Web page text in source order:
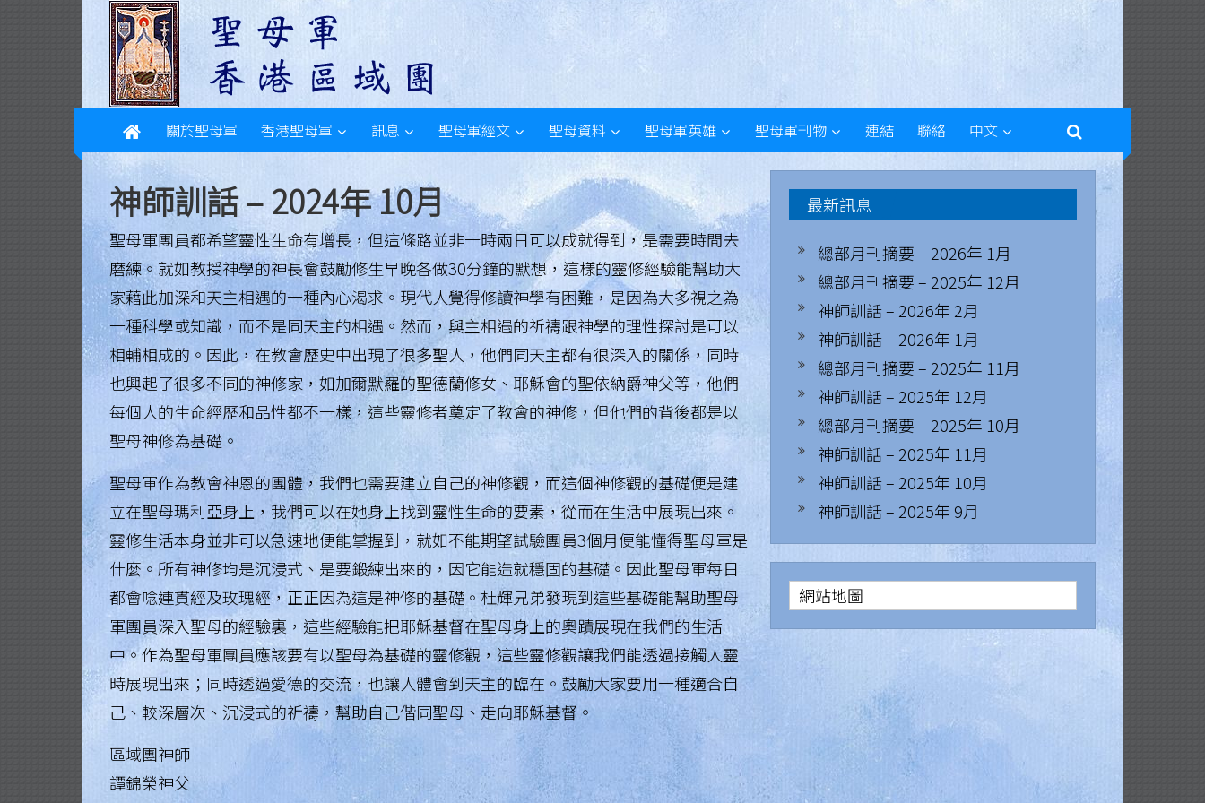
Skip
content
L
e
g
i
o
n
o
f
M
a
r
y
.
H
o
n
g
K
o
n
g
R
e
關於聖母軍 香港聖母軍 訊息 聖母軍經文 聖母資料 聖母軍英雄 聖母軍刊物 連結 聯絡 中文
神師訓話 – 2024年 10月
聖母軍團員都希望靈性生命有增長，但這條路並非一時兩日可以成就得到，是需要時間去
磨練。就如教授神學的神長會鼓勵修生早晚各做30分鐘的默想，這樣的靈修經驗能幫助大
家藉此加深和天主相遇的一種內心渴求。現代人覺得修讀神學有困難，是因為大多視之為
一種科學或知識，而不是同天主的相遇。然而，與主相遇的祈禱跟神學的理性探討是可以
相輔相成的。因此，在教會歷史中出現了很多聖人，他們同天主都有很深入的關係，同時
也興起了很多不同的神修家，如加爾默羅的聖德蘭修女、耶穌會的聖依納爵神父等，他們
每個人的生命經歷和品性都不一樣，這些靈修者奠定了教會的神修，但他們的背後都是以
聖母神修為基礎。
聖母軍作為教會神恩的團體，我們也需要建立自己的神修觀，而這個神修觀的基礎便是建
立在聖母瑪利亞身上，我們可以在她身上找到靈性生命的要素，從而在生活中展現出來。
靈修生活本身並非可以急速地便能掌握到，就如不能期望試驗團員3個月便能懂得聖母軍是
什麼。所有神修均是沉浸式、是要鍛練出來的，因它能造就穩固的基礎。因此聖母軍每日
都會唸連貫經及玫瑰經，正正因為這是神修的基礎。杜輝兄弟發現到這些基礎能幫助聖母
軍團員深入聖母的經驗裏，這些經驗能把耶穌基督在聖母身上的奧蹟展現在我們的生活
中。作為聖母軍團員應該要有以聖母為基礎的靈修觀，這些靈修觀讓我們能透過接觸人靈
時展現出來；同時透過愛德的交流，也讓人體會到天主的臨在。鼓勵大家要用一種適合自
己、較深層次、沉浸式的祈禱，幫助自己偕同聖母、走向耶穌基督。
區域團神師
譚錦榮神父
最新訊息
總部月刊摘要 – 2026年 1月
總部月刊摘要 – 2025年 12月
神師訓話 – 2026年 2月
神師訓話 – 2026年 1月
總部月刊摘要 – 2025年 11月
神師訓話 – 2025年 12月
總部月刊摘要 – 2025年 10月
神師訓話 – 2025年 11月
神師訓話 – 2025年 10月
神師訓話 – 2025年 9月
網站地圖